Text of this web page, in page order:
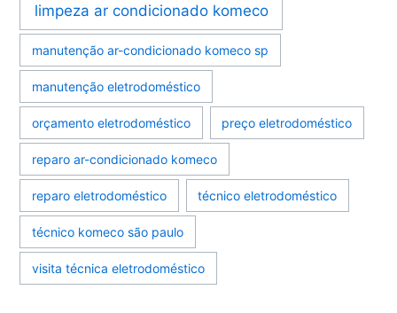
limpeza ar condicionado komeco
manutenção ar-condicionado komeco sp
manutenção eletrodoméstico
orçamento eletrodoméstico preço eletrodoméstico
reparo ar-condicionado komeco
reparo eletrodoméstico técnico eletrodoméstico
técnico komeco são paulo
visita técnica eletrodoméstico